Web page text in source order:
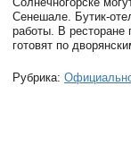
Сенешале. Бутик-
работы. В ресторане
готовят по
Рубрика: